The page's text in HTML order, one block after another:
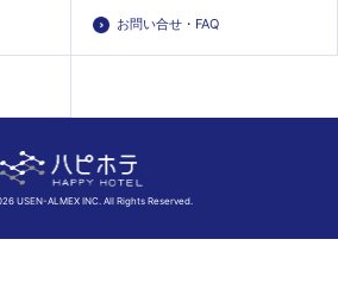
お問い合せ・FAQ
USEN-ALMEX INC. All Rights Reserved.